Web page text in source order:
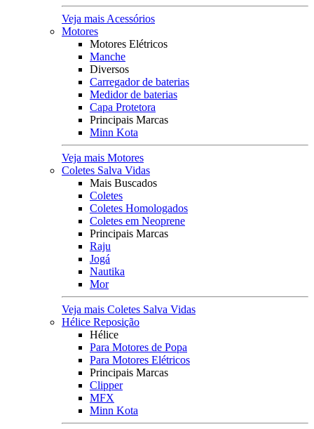
Veja mais Acessórios
Motores
Motores Elétricos
Manche
Diversos
Carregador de baterias
Medidor de baterias
Capa Protetora
Principais Marcas
Minn Kota
Veja mais Motores
Coletes Salva Vidas
Mais Buscados
Coletes
Coletes Homologados
Coletes em Neoprene
Principais Marcas
Raju
Jogá
Nautika
Mor
Veja mais Coletes Salva Vidas
Hélice Reposição
Hélice
Para Motores de Popa
Para Motores Elétricos
Principais Marcas
Clipper
MFX
Minn Kota